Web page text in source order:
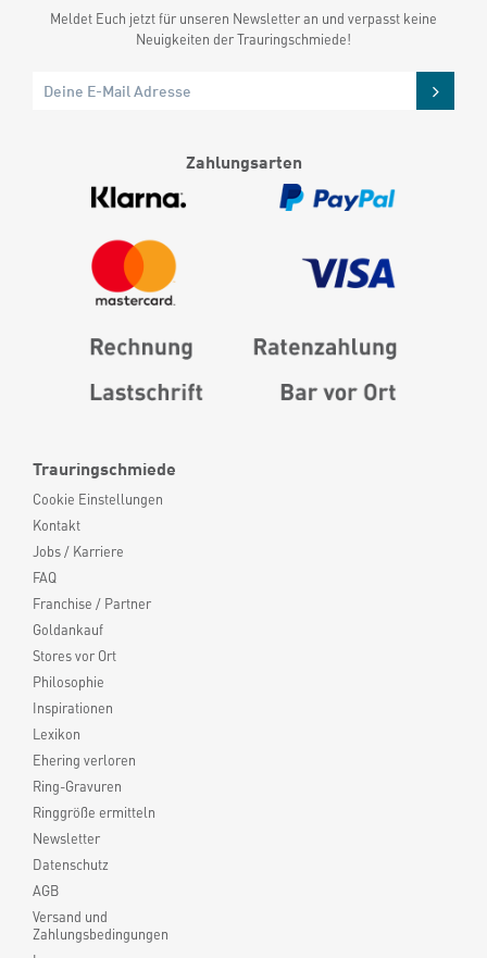
Trauringschmiede
Cookie Einstellungen
Kontakt
Jobs / Karriere
FAQ
Franchise / Partner
Goldankauf
Stores vor Ort
Philosophie
Inspirationen
Lexikon
Ehering verloren
Ring-Gravuren
Ringgröße ermitteln
Newsletter
Datenschutz
AGB
Versand und
Zahlungsbedingungen
Meldet Euch jetzt für unseren Newsletter an und verpasst keine
Neuigkeiten der Trauringschmiede!
Zahlungsarten